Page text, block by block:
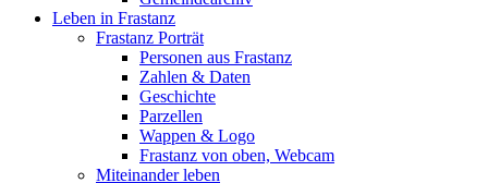
Leben in Frastanz
Frastanz Porträt
Personen aus Frastanz
Zahlen & Daten
Geschichte
Parzellen
Wappen & Logo
Frastanz von oben, Webcam
Miteinander leben